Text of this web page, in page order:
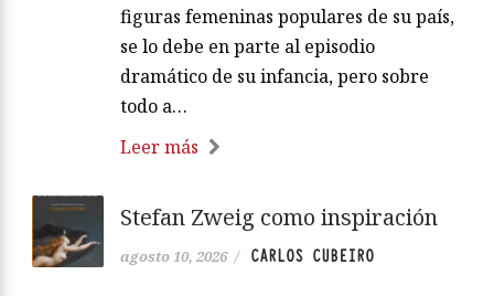
figuras femeninas populares de su país,
se lo debe en parte al episodio
dramático de su infancia, pero sobre
todo a…
Leer más
Stefan Zweig como inspiración
agosto 10, 2026 / CARLOS CUBEIRO